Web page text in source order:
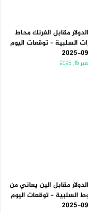
مقابل الفرنك محاط
السلبية – توقعات اليوم
2025
مقابل الين يعاني من
السلبية – توقعات اليوم